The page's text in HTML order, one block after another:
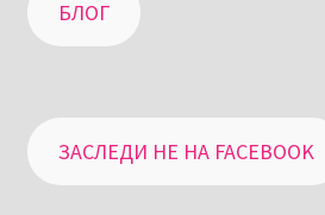
БЛОГ
ЗАСЛЕДИ НЕ НА FACEBOOK